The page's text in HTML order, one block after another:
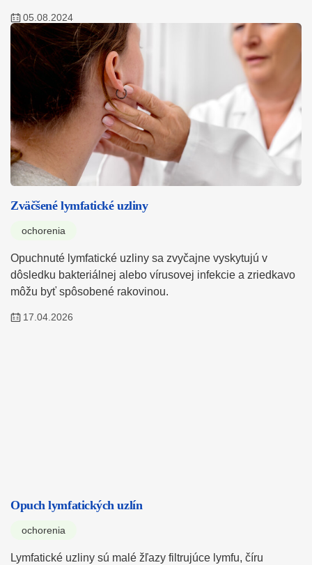
05.08.2024
Zväčšené lymfatické uzliny
ochorenia
Opuchnuté lymfatické uzliny sa zvyčajne vyskytujú v
dôsledku bakteriálnej alebo vírusovej infekcie a zriedkavo
môžu byť spôsobené rakovinou.
17.04.2026
Opuch lymfatických uzlín
ochorenia
Lymfatické uzliny sú malé žľazy filtrujúce lymfu, číru